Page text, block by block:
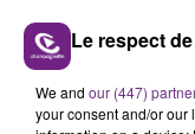
conviés !
Le respect
We and our (447)
your consent and/or our